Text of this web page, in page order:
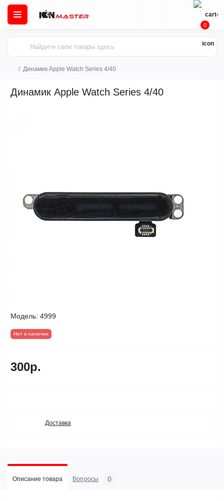
0
Динамик Apple Watch Series 4/40
Динамик Apple Watch Series 4/40
Модель: 4999
Нет в наличии
300р.
Доставка
Описание товара Вопросы 0